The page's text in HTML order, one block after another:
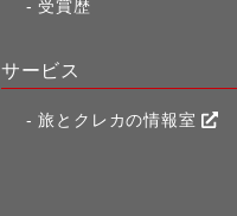
受賞歴
サービス
旅とクレカの情報室